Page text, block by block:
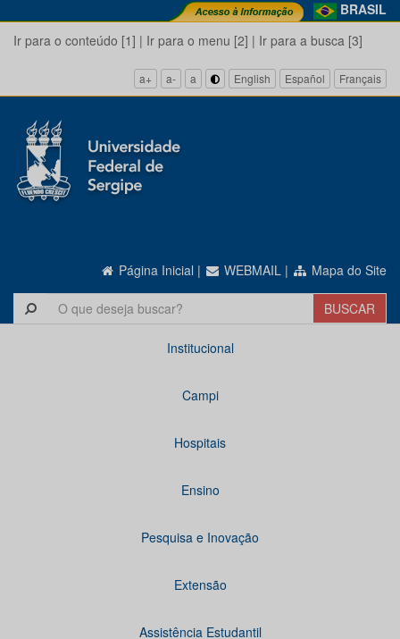
BRASIL
Ir para o conteúdo [1] | Ir para o menu [2] | Ir para a busca [3]
a+ a- a English Español Français
Página Inicial | WEBMAIL | Mapa do Site
Institucional
Campi
Hospitais
Ensino
Pesquisa e Inovação
Extensão
Assistência Estudantil